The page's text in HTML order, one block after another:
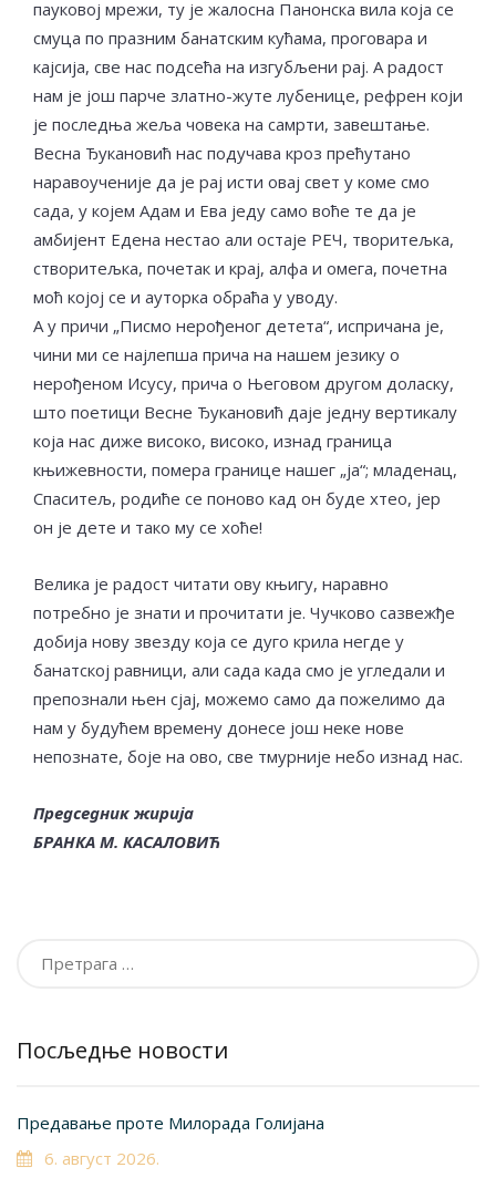
пауковој мрежи, ту је жалосна Панонска вила која се
смуца по празним банатским кућама, проговара и
кајсија, све нас подсећа на изгубљени рај. А радост
нам је још парче златно-жуте лубенице, рефрен који
је последња жеља човека на самрти, завештање.
Весна Ђукановић нас подучава кроз прећутано
наравоученије да је рај исти овај свет у коме смо
сада, у којем Адам и Ева једу само воће те да је
амбијент Едена нестао али остаје РЕЧ, творитељка,
створитељка, почетак и крај, алфа и омега, почетна
моћ којој се и ауторка обраћа у уводу.
А у причи „Писмо нерођеног детета“, испричана је,
чини ми се најлепша прича на нашем језику о
нерођеном Исусу, прича о Његовом другом доласку,
што поетици Весне Ђукановић даје једну вертикалу
која нас диже високо, високо, изнад граница
књижевности, помера границе нашег „ја“; младенац,
Спаситељ, родиће се поново кад он буде хтео, јер
он је дете и тако му се хоће!
Велика је радост читати ову књигу, наравно
потребно је знати и прочитати је. Чучково сазвежђе
добија нову звезду која се дуго крила негде у
банатској равници, али сада када смо је угледали и
препознали њен сјај, можемо само да пожелимо да
нам у будућем времену донесе још неке нове
непознате, боје на ово, све тмурније небо изнад нас.
Председник жирија
БРАНКА М. КАСАЛОВИЋ
Посљедње новости
Предавање проте Милорада Голијана
6. август 2026.